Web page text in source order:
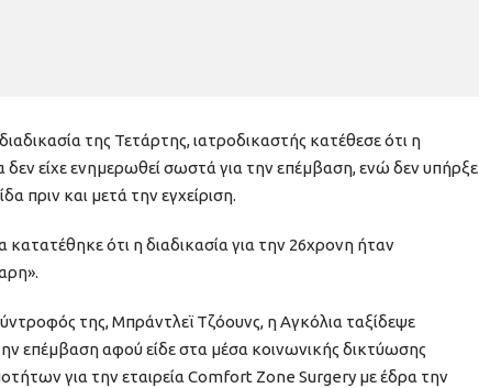
της Τετάρτης, ιατροδικαστής κατέθεσε ότι η
είχε ενημερωθεί σωστά για την επέμβαση, ενώ δεν υπήρξε
πριν και μετά την εγχείριση.
κατατέθηκε ότι η διαδικασία για την 26χρονη ήταν
της, Μπράντλεϊ Τζόουνς, η Αγκόλια ταξίδεψε
επέμβαση αφού είδε στα μέσα κοινωνικής δικτύωσης
για την εταιρεία Comfort Zone Surgery με έδρα την